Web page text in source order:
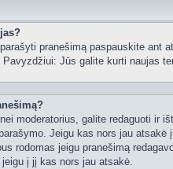
pranešimą paspauskite
Jūs galite kurti naujas
moderatorius, galite redaguoti ir
Jeigu kas nors jau
rodomas jeigu pranešimą
į jį kas nors jau atsakė.